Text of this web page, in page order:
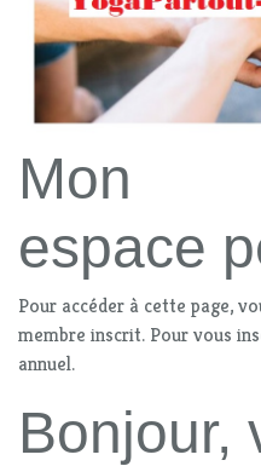
Mon
espace
Pour accéder à cette page,
membre inscrit. Pour vous
annuel.
Bonjour,